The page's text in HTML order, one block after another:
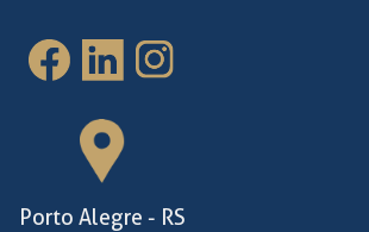
Porto Alegre - RS